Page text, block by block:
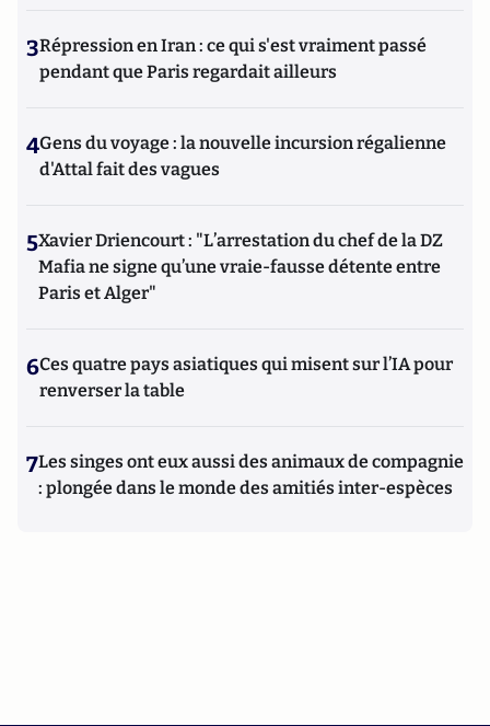
3Répression en Iran : ce qui s'est vraiment passé
pendant que Paris regardait ailleurs
4Gens du voyage : la nouvelle incursion régalienne
d'Attal fait des vagues
5Xavier Driencourt : "L’arrestation du chef de la DZ
Mafia ne signe qu’une vraie-fausse détente entre
Paris et Alger"
6Ces quatre pays asiatiques qui misent sur l’IA pour
renverser la table
7Les singes ont eux aussi des animaux de compagnie
: plongée dans le monde des amitiés inter-espèces